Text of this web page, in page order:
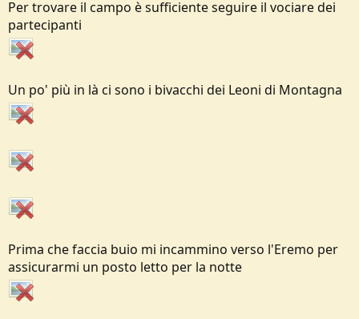
Per trovare il campo è sufficiente seguire il vociare dei
partecipanti
Un po' più in là ci sono i bivacchi dei Leoni di Montagna
Prima che faccia buio mi incammino verso l'Eremo per
assicurarmi un posto letto per la notte